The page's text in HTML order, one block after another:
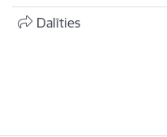
Dalīties